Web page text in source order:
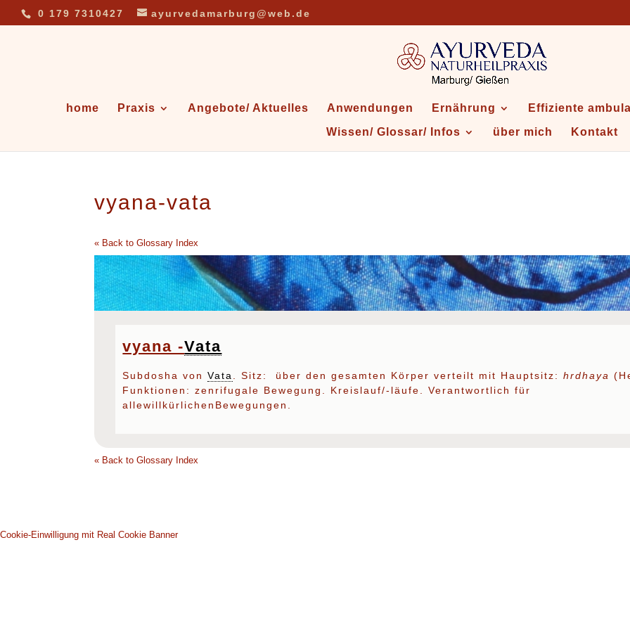
0 179 7310427 ayurvedamarburg@web.de
home Praxis Angebote/ Aktuelles Anwendungen Ernährung
Effiziente
Wissen/ Glossar/ Infos
über mich Kontakt
vyana-vata
« Back to Glossary Index
vyana -Vata
Subdosha vonVata . Sitz: über den gesamten Körper verteilt mit Hauptsitz:hrdhaya
Funktionen: zenrifugale Bewegung. Kreislauf/-läufe. Verantwortlich für
allewillkürlichenBewegungen.
« Back to Glossary Index
Cookie-Einwilligung mit Real Cookie Banner